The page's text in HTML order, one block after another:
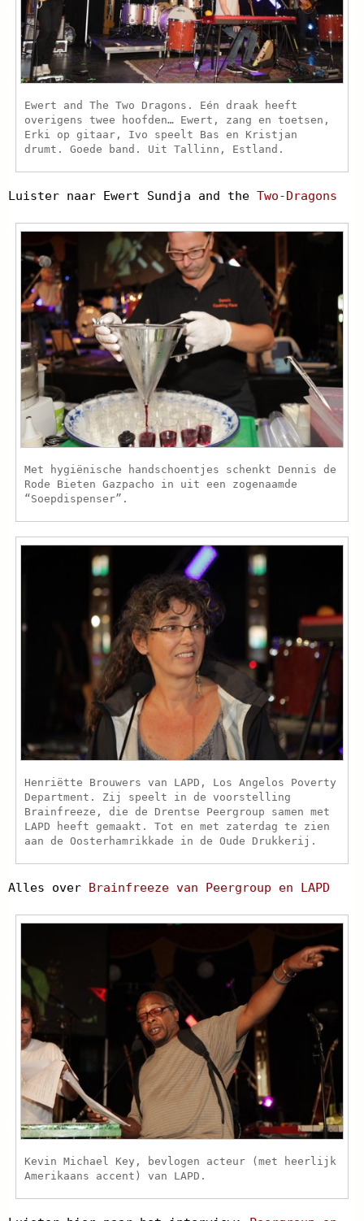
Ewert and The Two Dragons. Eén draak heeft
overigens twee hoofden… Ewert, zang en toetsen,
Erki op gitaar, Ivo speelt Bas en Kristjan
drumt. Goede band. Uit Tallinn, Estland.
Luister naar Ewert Sundja and the Two-Dragons
Met hygiënische handschoentjes schenkt Dennis de
Rode Bieten Gazpacho in uit een zogenaamde
“Soepdispenser”.
Henriëtte Brouwers van LAPD, Los Angelos Poverty
Department. Zij speelt in de voorstelling
Brainfreeze, die de Drentse Peergroup samen met
LAPD heeft gemaakt. Tot en met zaterdag te zien
aan de Oosterhamrikkade in de Oude Drukkerij.
Alles over Brainfreeze van Peergroup en LAPD
Kevin Michael Key, bevlogen acteur (met heerlijk
Amerikaans accent) van LAPD.